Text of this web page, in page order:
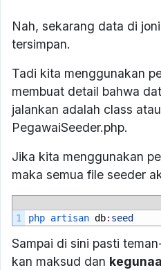
Nah, sekarang data di
tersimpan.
Tadi kita menggunakan
membuat detail bahwa
jalankan adalah class
PegawaiSeeder.php.
Jika kita menggunakan
maka semua file seeder
1 php artisan db: seed
Sampai di sini pasti
kan maksud dan